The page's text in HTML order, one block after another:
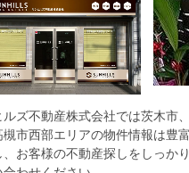
09
戸建 茨木市山手台3丁目
公開物件 １件登録しました。
08
用物件（新築戸建） １件登
07
用物件（新築戸建） １件登録
マンション】 茨木郡山Ｄ住宅
430万円
ルズ不動産株式会社では茨木市
槻市西部エリアの物件情報は豊
、お客様の不動産探しをしっか